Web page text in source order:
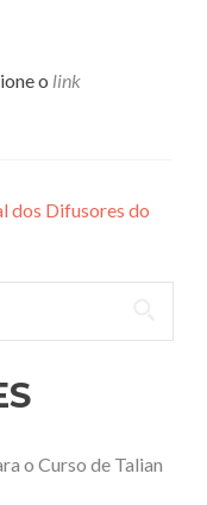
o link
dos Difusores do
o Curso de Talian